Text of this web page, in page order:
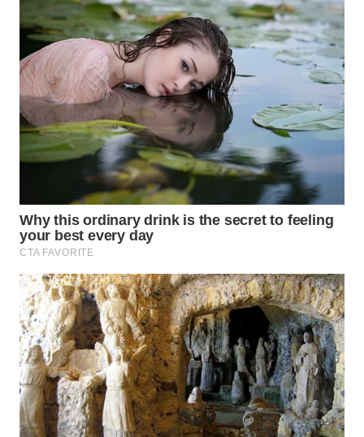
WN
CIREBON
WN
INDRAMAYU
WN
WN
MAJALENGKA
WN
SUBANG
WN
SUKABUMI
WN
PURWAKARTA